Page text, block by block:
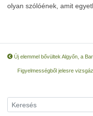
olyan szólóének, amit
Új elemmel bővültek Algyőn, a
Figyelmességből jelesre